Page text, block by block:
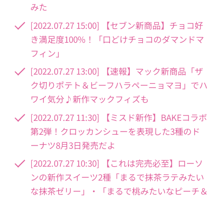
みた
[2022.07.27 15:00] 【セブン新商品】チョコ好
き満足度100%！「口どけチョコのダマンドマ
フィン」
[2022.07.27 13:00] 【速報】マック新商品「ザ
ク切りポテト＆ビーフハラペーニョマヨ」でハ
ワイ気分♪新作マックフィズも
[2022.07.27 11:30] 【ミスド新作】BAKEコラボ
第2弾！クロッカンシューを表現した3種のド
ーナツ8月3日発売だよ
[2022.07.27 10:30] 【これは完売必至】ローソ
ンの新作スイーツ2種「まるで抹茶ラテみたい
な抹茶ゼリー」・「まるで桃みたいなピーチ＆